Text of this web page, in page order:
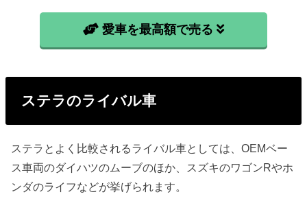
愛車を最高額で売る
ステラのライバル車
ステラとよく比較されるライバル車としては、OEMベー
ス車両のダイハツのムーブのほか、スズキのワゴンRやホ
ンダのライフなどが挙げられます。